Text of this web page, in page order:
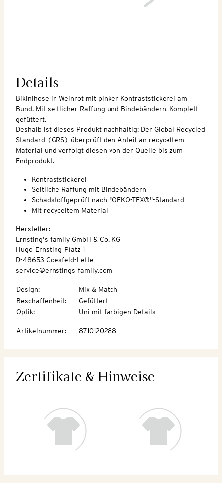
Details
Bikinihose in Weinrot mit pinker Kontraststickerei am
Bund. Mit seitlicher Raffung und Bindebändern. Komplett
gefüttert.
Deshalb ist dieses Produkt nachhaltig: Der Global Recycled
Standard (GRS) überprüft den Anteil an recyceltem
Material und verfolgt diesen von der Quelle bis zum
Endprodukt.
Kontraststickerei
Seitliche Raffung mit Bindebändern
Schadstoffgeprüft nach "OEKO-TEX®"-Standard
Mit recyceltem Material
Hersteller:
Ernsting's family GmbH & Co. KG
Hugo-Ernsting-Platz 1
D-48653 Coesfeld-Lette
service@ernstings-family.com
Design:
Mix & Match
Beschaffenheit:
Gefüttert
Optik: Uni mit farbigen Details
Artikelnummer: 8710120288
Zertifikate & Hinweise